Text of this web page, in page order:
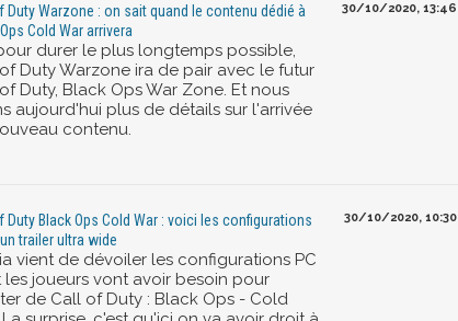
Duty Warzone : on sait quand le contenu dédié à
Cold War arrivera
durer le plus longtemps possible,
Duty Warzone ira de pair avec le futur
Duty, Black Ops War Zone. Et nous
aujourd'hui plus de détails sur l'arrivée
contenu.
30/10/2020, 13:46
Duty Black Ops Cold War : voici les configurations
trailer ultra wide
vient de dévoiler les configurations PC
les joueurs vont avoir besoin pour
de Call of Duty : Black Ops - Cold
30/10/2020, 10:30